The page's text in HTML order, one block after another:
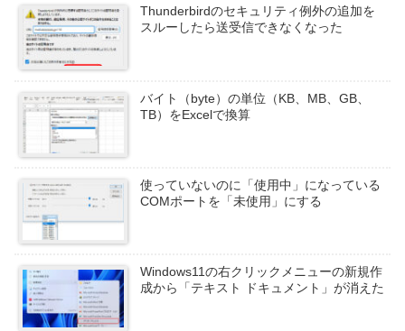
Thunderbirdのセキュリティ例外の追加を
スルーしたら送受信できなくなった
バイト（byte）の単位（KB、MB、GB、
TB）をExcelで換算
使っていないのに「使用中」になっている
COMポートを「未使用」にする
Windows11の右クリックメニューの新規作
成から「テキスト ドキュメント」が消えた